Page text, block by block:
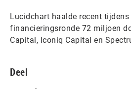
Lucidchart haalde recent tijdens
financieringsronde 72 miljoen
Capital, Iconiq Capital en
Deel